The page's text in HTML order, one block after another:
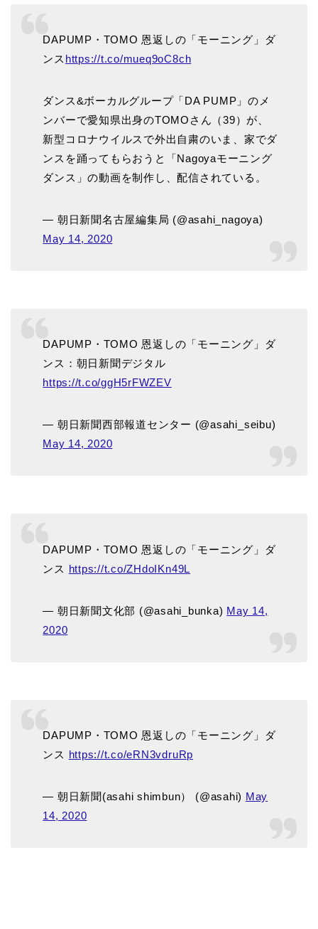
DAPUMP・TOMO 恩返しの「モーニング」ダ
ンス https://t.co/mueq9oC8ch
ダンス&ボーカルグループ「DA PUMP」のメ
ンバーで愛知県出身のTOMOさん（39）が、
新型コロナウイルスで外出自粛のいま、家でダ
ンスを踊ってもらおうと「Nagoyaモーニング
ダンス」の動画を制作し、配信されている。
— 朝日新聞名古屋編集局 (@asahi_nagoya)
May 14, 2020
DAPUMP・TOMO 恩返しの「モーニング」ダ
ンス：朝日新聞デジタル
https://t.co/ggH5rFWZEV
— 朝日新聞西部報道センター (@asahi_seibu)
May 14, 2020
DAPUMP・TOMO 恩返しの「モーニング」ダ
ンス https://t.co/ZHdoIKn49L
— 朝日新聞文化部 (@asahi_bunka) May 14,
2020
DAPUMP・TOMO 恩返しの「モーニング」ダ
ンス https://t.co/eRN3vdruRp
— 朝日新聞(asahi shimbun） (@asahi) May
14, 2020